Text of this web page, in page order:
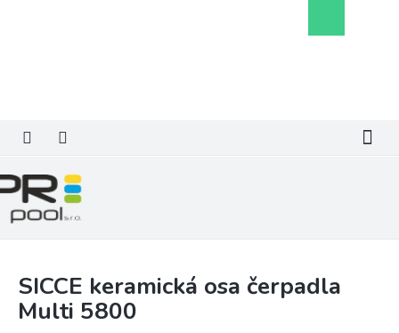
košík
SICCE keramická osa čerpadla
Multi 5800